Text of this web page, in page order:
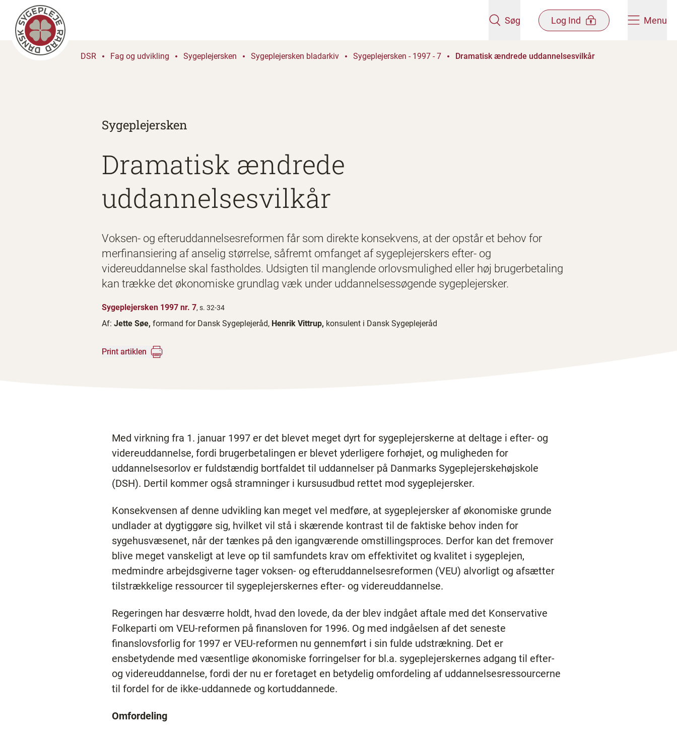
Søg Log Ind Menu
DSR Fag og udvikling Sygeplejersken Sygeplejersken bladarkiv Sygeplejersken - 1997 - 7 Dramatisk ændrede uddannelsesvilkår
Sygeplejersken
Dramatisk ændrede
uddannelsesvilkår
Voksen- og efteruddannelsesreformen får som direkte konsekvens, at der opstår et behov for
merfinansiering af anselig størrelse, såfremt omfanget af sygeplejerskers efter- og
videreuddannelse skal fastholdes. Udsigten til manglende orlovsmulighed eller høj brugerbetaling
kan trække det økonomiske grundlag væk under uddannelsessøgende sygeplejersker.
Sygeplejersken 1997 nr. 7, s. 32-34
Af: Jette Søe, formand for Dansk Sygeplejeråd, Henrik Vittrup, konsulent i Dansk Sygeplejeråd
Print artiklen
Med virkning fra 1. januar 1997 er det blevet meget dyrt for sygeplejerskerne at deltage i efter- og
videreuddannelse, fordi brugerbetalingen er blevet yderligere forhøjet, og muligheden for
uddannelsesorlov er fuldstændig bortfaldet til uddannelser på Danmarks Sygeplejerskehøjskole
(DSH). Dertil kommer også stramninger i kursusudbud rettet mod sygeplejersker.
Konsekvensen af denne udvikling kan meget vel medføre, at sygeplejersker af økonomiske grunde
undlader at dygtiggøre sig, hvilket vil stå i skærende kontrast til de faktiske behov inden for
sygehusvæsenet, når der tænkes på den igangværende omstillingsproces. Derfor kan det fremover
blive meget vanskeligt at leve op til samfundets krav om effektivitet og kvalitet i sygeplejen,
medmindre arbejdsgiverne tager voksen- og efteruddannelsesreformen (VEU) alvorligt og afsætter
tilstrækkelige ressourcer til sygeplejerskernes efter- og videreuddannelse.
Regeringen har desværre holdt, hvad den lovede, da der blev indgået aftale med det Konservative
Folkeparti om VEU-reformen på finansloven for 1996. Og med indgåelsen af det seneste
finanslovsforlig for 1997 er VEU-reformen nu gennemført i sin fulde udstrækning. Det er
ensbetydende med væsentlige økonomiske forringelser for bl.a. sygeplejerskernes adgang til efter-
og videreuddannelse, fordi der nu er foretaget en betydelig omfordeling af uddannelsesressourcerne
til fordel for de ikke-uddannede og kortuddannede.
Omfordeling